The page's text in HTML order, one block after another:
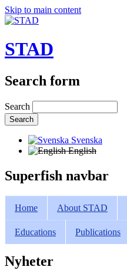
Skip to main content
STAD
Search form
Search
Svenska
English
Superfish navbar
Home About STAD
Educations Publications
Nyheter